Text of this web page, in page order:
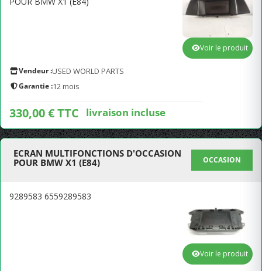
Vendeur :USED WORLD PARTS
Garantie :12 mois
330,00 € TTC livraison incluse
Voir le produit
ECRAN MULTIFONCTIONS D'OCCASION
POUR BMW X1 (E84)
OCCASION
9289583 6559289583
Voir le produit